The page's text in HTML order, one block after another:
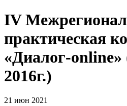
IV
практическая
«Диалог-
2016г.)
21 июн 2021